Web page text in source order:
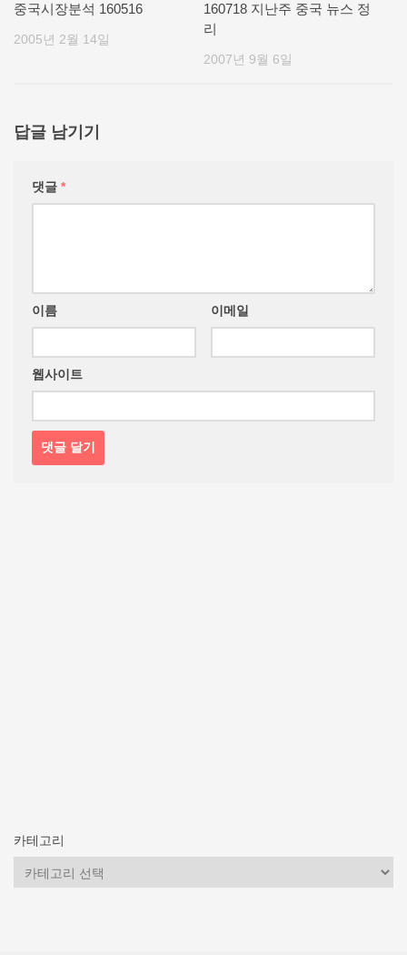
중국시장분석 160516
2005년 2월 14일
160718 지난주 중국 뉴스 정
리
2007년 9월 6일
답글 남기기
댓글 *
이름 이메일
웹사이트
카테고리
카
테